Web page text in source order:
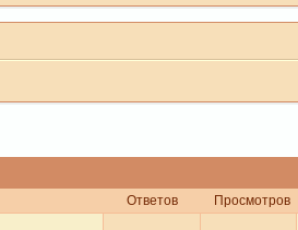
Ответов Просмотров